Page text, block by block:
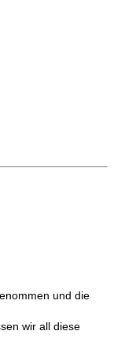
und die
wir all diese